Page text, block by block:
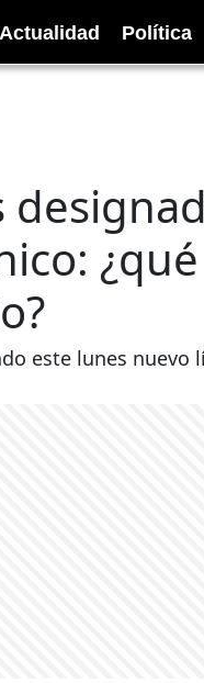
Actualidad Política
este lunes